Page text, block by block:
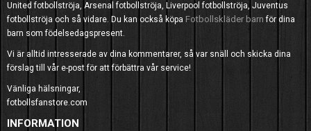
United fotbollströja, Arsenal fotbollströja, Liverpool fotbollströja, Juventus
fotbollströja och så vidare. Du kan också köpa Fotbollskläder barn för dina
barn som födelsedagspresent.
Vi är alltid intresserade av dina kommentarer, så var snäll och skicka dina
förslag till vår e-post för att förbättra vår service!
Vänliga hälsningar,
fotbollsfanstore.com
INFORMATION